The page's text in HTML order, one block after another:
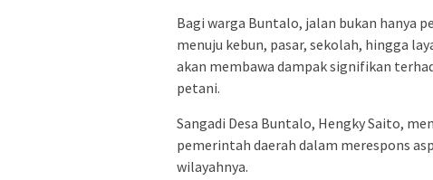
Bagi warga Buntalo, jalan bukan hanya
menuju kebun, pasar, sekolah, hingga
akan membawa dampak signifikan
petani.
Sangadi Desa Buntalo, Hengky Saito,
pemerintah daerah dalam merespons
wilayahnya.